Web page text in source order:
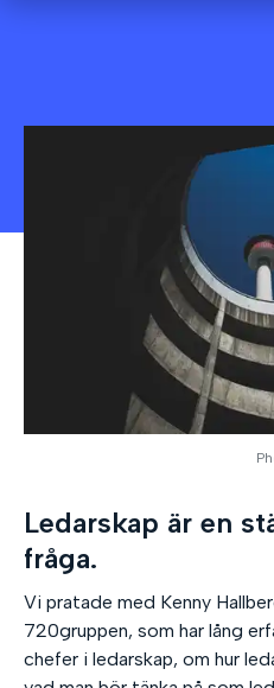
Ledarskap är en
fråga.
Vi pratade med Kenny
720gruppen, som har lång
chefer i ledarskap, om hur